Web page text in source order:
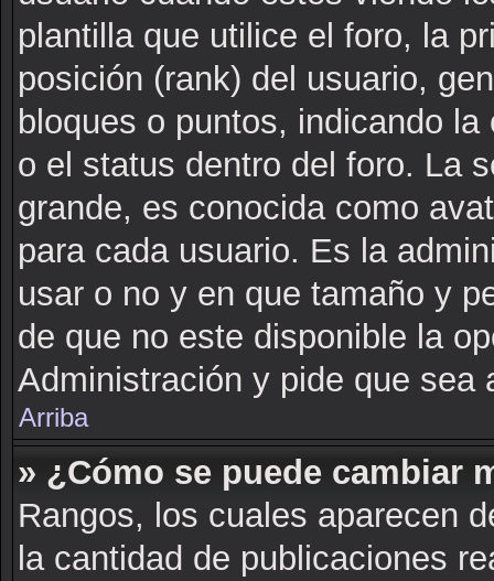
plantilla que utilice el foro, la
posición (rank) del usuario,
bloques o puntos, indicando
o el status dentro del foro. La
grande, es conocida como
para cada usuario. Es la
usar o no y en que tamaño y
de que no este disponible la
Administración y pide que sea
Arriba
» ¿Cómo se puede cambiar
Rangos, los cuales aparecen
la cantidad de publicaciones